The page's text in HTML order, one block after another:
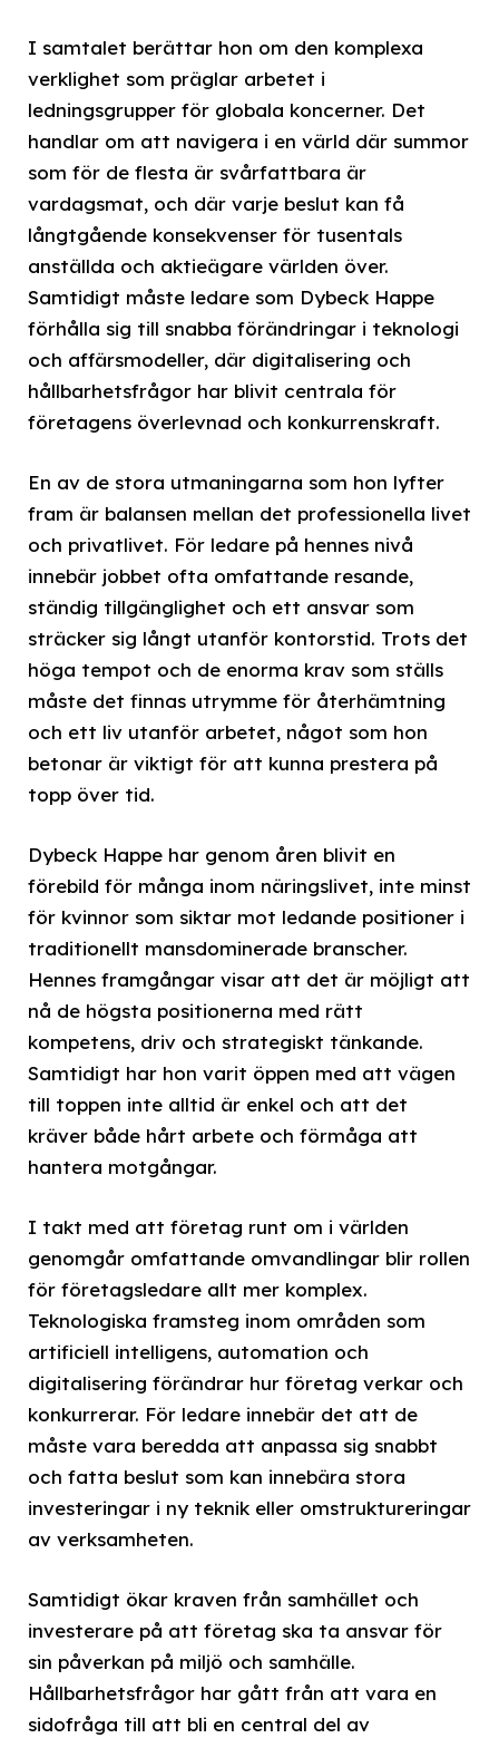
I samtalet berättar hon om den komplexa
verklighet som präglar arbetet i
ledningsgrupper för globala koncerner. Det
handlar om att navigera i en värld där summor
som för de flesta är svårfattbara är
vardagsmat, och där varje beslut kan få
långtgående konsekvenser för tusentals
anställda och aktieägare världen över.
Samtidigt måste ledare som Dybeck Happe
förhålla sig till snabba förändringar i teknologi
och affärsmodeller, där digitalisering och
hållbarhetsfrågor har blivit centrala för
företagens överlevnad och konkurrenskraft.
En av de stora utmaningarna som hon lyfter
fram är balansen mellan det professionella livet
och privatlivet. För ledare på hennes nivå
innebär jobbet ofta omfattande resande,
ständig tillgänglighet och ett ansvar som
sträcker sig långt utanför kontorstid. Trots det
höga tempot och de enorma krav som ställs
måste det finnas utrymme för återhämtning
och ett liv utanför arbetet, något som hon
betonar är viktigt för att kunna prestera på
topp över tid.
Dybeck Happe har genom åren blivit en
förebild för många inom näringslivet, inte minst
för kvinnor som siktar mot ledande positioner i
traditionellt mansdominerade branscher.
Hennes framgångar visar att det är möjligt att
nå de högsta positionerna med rätt
kompetens, driv och strategiskt tänkande.
Samtidigt har hon varit öppen med att vägen
till toppen inte alltid är enkel och att det
kräver både hårt arbete och förmåga att
hantera motgångar.
I takt med att företag runt om i världen
genomgår omfattande omvandlingar blir rollen
för företagsledare allt mer komplex.
Teknologiska framsteg inom områden som
artificiell intelligens, automation och
digitalisering förändrar hur företag verkar och
konkurrerar. För ledare innebär det att de
måste vara beredda att anpassa sig snabbt
och fatta beslut som kan innebära stora
investeringar i ny teknik eller omstruktureringar
av verksamheten.
Samtidigt ökar kraven från samhället och
investerare på att företag ska ta ansvar för
sin påverkan på miljö och samhälle.
Hållbarhetsfrågor har gått från att vara en
sidofråga till att bli en central del av